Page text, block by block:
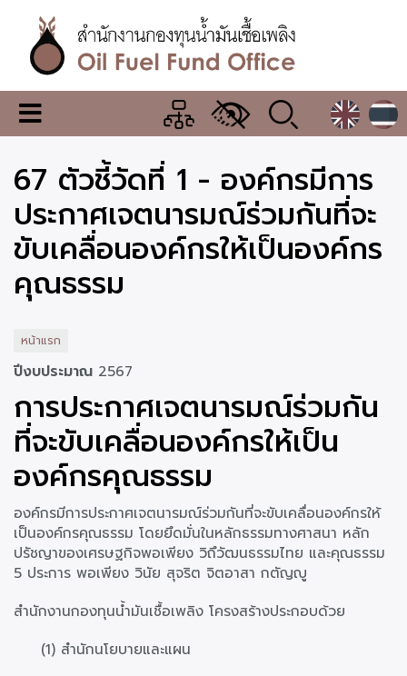
เนื้อหา
หลักสำนักงาน
กองทุน
น้ำมัน
เชื้อ
เพลิง
เมนู
เปลี่ยน
แสดง
ผล
67 ตัวชี้วัดที่ 1 - องค์กรมีการ
ประกาศเจตนารมณ์ร่วมกันที่จะ
ขับเคลื่อนองค์กรให้เป็นองค์กร
คุณธรรม
หน้าแรก
ปีงบประมาณ 2567
การประกาศเจตนารมณ์ร่วมกัน
ที่จะขับเคลื่อนองค์กรให้เป็น
องค์กรคุณธรรม
องค์กรมีการประกาศเจตนารมณ์ร่วมกันที่จะขับเคลื่อนองค์กรให้
เป็นองค์กรคุณธรรม โดยยึดมั่นในหลักธรรมทางศาสนา หลัก
ปรัชญาของเศรษฐกิจพอเพียง วิถึวัฒนธรรมไทย และคุณธรรม
5 ประการ พอเพียง วินัย สุจริต จิตอาสา กตัญญู
สำนักงานกองทุนน้ำมันเชื้อเพลิง โครงสร้างประกอบด้วย
(1) สำนักนโยบายและแผน